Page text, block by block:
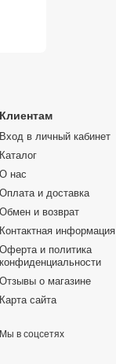
Клиентам
Вход в личный кабинет
Каталог
О нас
Оплата и доставка
Обмен и возврат
Контактная информация
Оферта и политика
конфиденциальности
Отзывы о магазине
Карта сайта
Мы в соцсетях